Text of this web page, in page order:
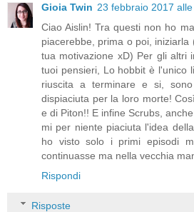
Gioia Twin 23 febbraio 2017
Ciao Aislin! Tra questi non ho
piacerebbe, prima o poi,
tua motivazione xD) Per gli altri
tuoi pensieri, Lo hobbit è l'unico
riuscita a terminare e si,
dispiaciuta per la loro morte!
e di Piton!! E infine Scrubs,
mi per niente piaciuta l'idea
ho visto solo i primi episodi
continuasse ma nella vecchia
Rispondi
Risposte